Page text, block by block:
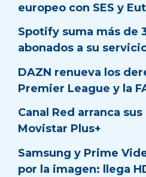
europeo con SES y
Spotify suma más de
abonados a su
DAZN renueva los
Premier League y la
Canal Red arranca
Movistar Plus+
Samsung y Prime
por la imagen: llega